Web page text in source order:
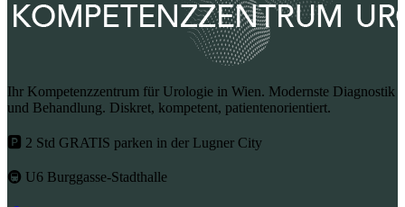
Ihr Kompetenzzentrum für Urologie in Wien. Modernste Diagnostik
und Behandlung. Diskret, kompetent, patientenorientiert.
🅿 2 Std GRATIS parken in der Lugner City
🚇 U6 Burggasse-Stadthalle